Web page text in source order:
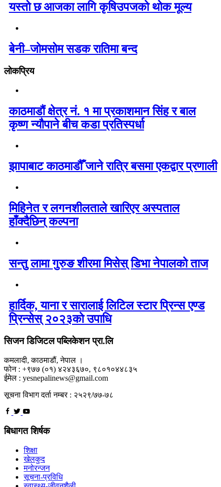
यस्तो छ आजका लागि कृषिउपजको थोक मूल्य
बेनी–जोमसोम सडक रातिमा बन्द
लोकप्रिय
काठमाडौं क्षेत्र नं. १ मा प्रकाशमान सिंह र बाल
कृष्ण न्यौपाने बीच कडा प्रतिस्पर्धा
झापाबाट काठमाडौँ जाने रात्रि बसमा एकद्वार प्रणाली
मिहिनेत र लगनशीलताले खारिएर अस्पताल
हाँक्दैछिन् कल्पना
सन्तु लामा गुरुङ शीरमा मिसेस् डिभा नेपालको ताज
हार्दिक, याना र सारालाई लिटिल स्टार प्रिन्स एण्ड
प्रिन्सेस् २०२३को उपाधि
सिजन डिजिटल पब्लिकेशन प्रा.लि
कमलादी, काठमाडौं, नेपाल ।
फोन : +९७७ (०१) ४२४३६७०, ९८०१०४४८३५
ईमेल : yesnepalinews@gmail.com
सूचना विभाग दर्ता नम्बर : २५२९/७७-७८
बिधागत शिर्षक
शिक्षा
खेलकुद
मनोरन्जन
सूचना-प्रविधि